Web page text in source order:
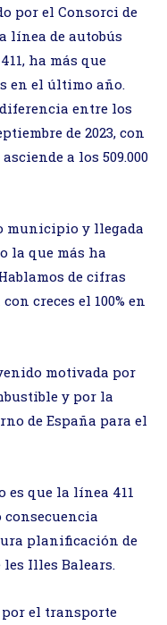
por el Consorci de
línea de autobús
ha más que
en el último año.
entre los
de 2023, con
a los 509.000
municipio y llegada
la que más ha
de cifras
creces el 100% en
motivada por
y por la
de España para el
es que la línea 411
consecuencia
planificación de
Illes Balears.
por el transporte